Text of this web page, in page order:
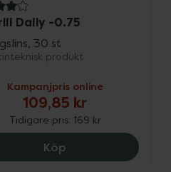
kr.
i omdöme
Daily -0.75
30 st
produkt
Kampanjpris online
109,85 kr
Tidigare pris: 169 kr
Köp Clearlii Daily -